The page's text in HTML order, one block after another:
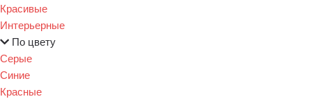
Красивые
Интерьерные
По цвету
Серые
Синие
Красные